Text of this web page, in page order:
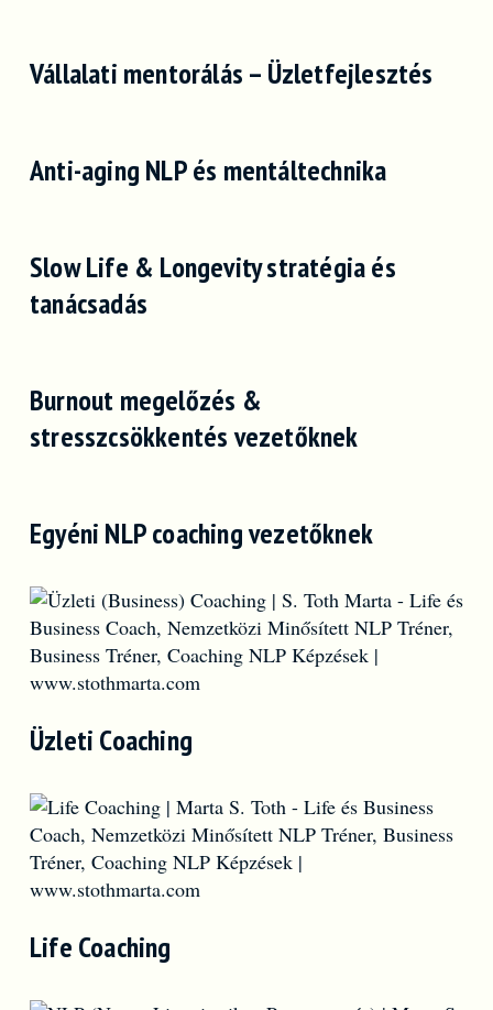
Vállalati mentorálás – Üzletfejlesztés
Anti-aging NLP és mentáltechnika
Slow Life & Longevity stratégia és
tanácsadás
Burnout megelőzés &
stresszcsökkentés vezetőknek
Egyéni NLP coaching vezetőknek
Üzleti Coaching
Life Coaching